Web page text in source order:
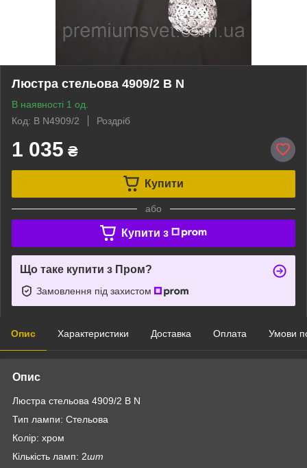
Люстра стельова 4909/2 В N
В наявності 1 од.
Код: B N4909/2
Роздріб
1 035 ₴
Купити
або
Купити з
Що таке купити з Пром?
Замовлення під захистом
Опис Характеристики Доставка Оплата Умови
Опис
Люстра стельова 4909/2 В N
Тип лампи: Стельова
Колір: хром
Кількість ламп: 2шт